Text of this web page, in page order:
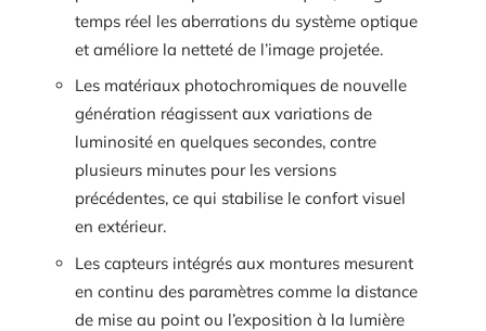
temps réel les aberrations du système optique
et améliore la netteté de l’image projetée.
Les matériaux photochromiques de nouvelle
génération réagissent aux variations de
luminosité en quelques secondes, contre
plusieurs minutes pour les versions
précédentes, ce qui stabilise le confort visuel
en extérieur.
Les capteurs intégrés aux montures mesurent
en continu des paramètres comme la distance
de mise au point ou l’exposition à la lumière